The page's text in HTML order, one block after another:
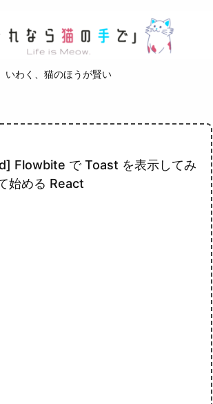
いわく、猫のほうが賢い
Flowbite で Toast を表示してみ
始める React